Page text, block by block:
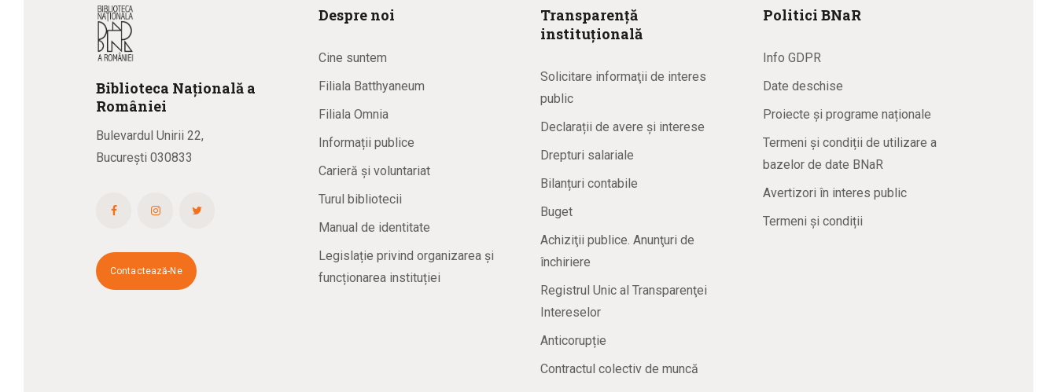
Biblioteca Națională a
României
Bulevardul Unirii 22,
București 030833
Contactează-Ne
Despre noi
Cine suntem
Filiala Batthyaneum
Filiala Omnia
Informații publice
Carieră și voluntariat
Turul bibliotecii
Manual de identitate
Legislație privind organizarea și
funcționarea instituției
Transparență
instituțională
Solicitare informaţii de interes
public
Declarații de avere și interese
Drepturi salariale
Bilanțuri contabile
Buget
Achiziţii publice. Anunţuri de
închiriere
Registrul Unic al Transparenţei
Intereselor
Anticorupție
Contractul colectiv de muncă
Politici BNaR
Info GDPR
Date deschise
Proiecte și programe naționale
Termeni și condiții de utilizare a
bazelor de date BNaR
Avertizori în interes public
Termeni și condiții